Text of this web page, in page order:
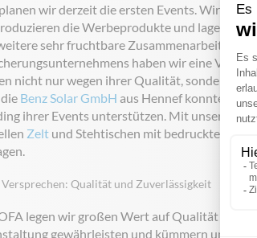
wir derzeit die ersten Events. Wir
die Werbeprodukte und lagern
sehr fruchtbare Zusammenarbeit ist mit
haben wir eine
nicht nur wegen ihrer Qualität, sondern
Benz Solar GmbH aus Hennef konnten wir
ihrer Events unterstützen. Mit unseren
Zelt und Stehtischen mit bedruckten
Versprechen: Qualität und Zuverlässigkeit
legen wir großen Wert auf Qualität und
gewährleisten und kümmern uns